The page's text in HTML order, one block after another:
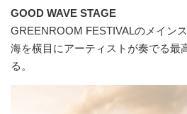
GOOD WAVE STAGE
GREENROOM FESTIVALのメイン
海を横目にアーティストが奏でる最
る。